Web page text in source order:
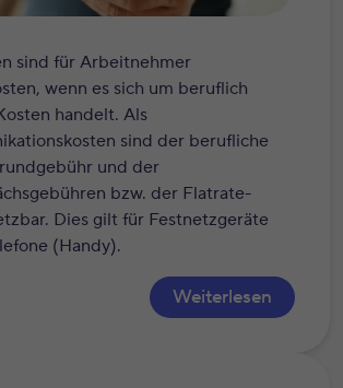
sind für Arbeitnehmer
wenn es sich um beruflich
handelt. Als
sind der berufliche
und der
bzw. der Flatrate-
Dies gilt für Festnetzgeräte
(Handy).
Weiterlesen